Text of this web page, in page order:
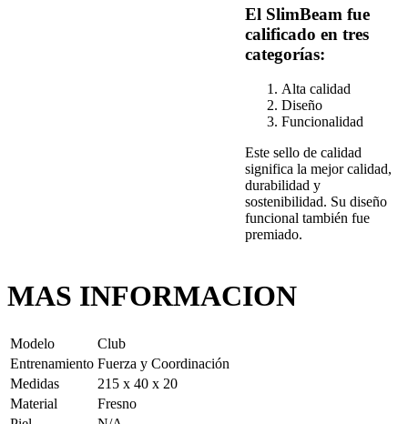
El SlimBeam fue
calificado en tres
categorías:
Alta calidad
Diseño
Funcionalidad
Este sello de calidad
significa la mejor calidad,
durabilidad y
sostenibilidad. Su diseño
funcional también fue
premiado.
MAS INFORMACION
Modelo
Club
Entrenamiento Fuerza y Coordinación
Medidas
215 x 40 x 20
Material
Fresno